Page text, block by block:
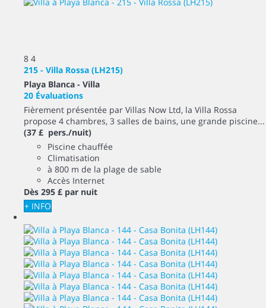
8 4
215 - Villa Rossa (LH215)
Playa Blanca - Villa
20 Évaluations
Fièrement présentée par Villas Now Ltd, la Villa Rossa
propose 4 chambres, 3 salles de bains, une grande piscine...
(37 £ pers./nuit)
Piscine chauffée
Climatisation
à 800 m de la plage de sable
Accès Internet
Dès 295 £ par nuit
+ INFO